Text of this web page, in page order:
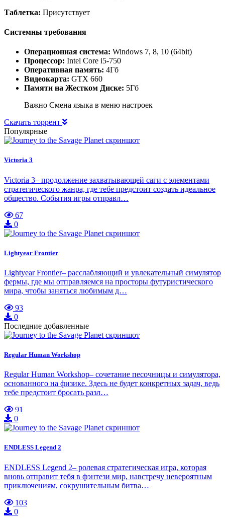
Таблетка: Присутствует
Системны требования
Операционная система: Windows 7, 8, 10 (64bit)
Процессор: Intel Core i5-750
Оперативная память: 4Гб
Видеокарта: GTX 660
Памяти на Жестком Диске: 5Гб
Важно Смена языка в меню настроек
Скачать торрент
Популярные
Victoria 3
Victoria 3– продолжение захватывающей саги с элементами
стратегического жанра, где тебе предстоит создать идеальное
общество. События игры отправл…
67
0
Lightyear Frontier
Lightyear Frontier– расслабляющий и увлекательный симулятор
фермы, где мы отправляемся на просторы футуристического
мира, чтобы заняться любимым д…
93
0
Последние добавленные
Regular Human Workshop
Regular Human Workshop– сочетание песочницы и симулятора,
основанного на физике. Здесь не будет конкретных задач, ведь
тебе предстоит бросать разл…
91
0
ENDLESS Legend 2
ENDLESS Legend 2– ролевая стратегическая игра, которая
вновь отправит тебя в фэнтези мир, навстречу невероятным
приключениям, сокрушительным битва…
103
0